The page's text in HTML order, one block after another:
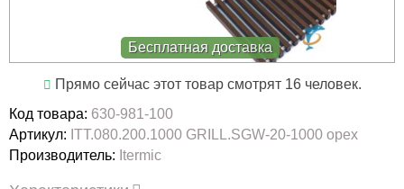
Бесплатная доставка
Прямо сейчас этот товар смотрят 16 человек.
Код товара: 630-981-100
Артикул: ITT.080.200.1000 GRILL.SGW-20-1000 орех
Производитель: Itermic